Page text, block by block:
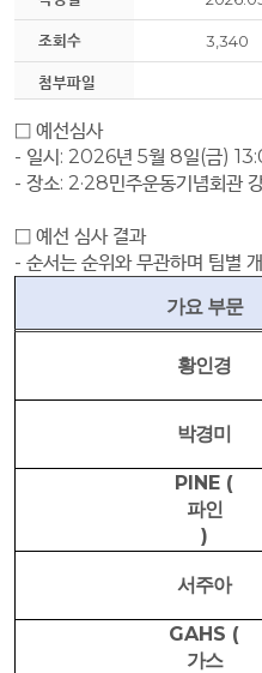
조회수 3,340
첨부파일
□ 예선심사
- 일시: 2026년 5월 8일(금)
- 장소: 2·28민주운동기념회관
□ 예선 심사 결과
- 순서는 순위와 무관하며 팀별
가요 부문
황인경
박경미
PINE (
파인
)
서주아
GAHS (
가스